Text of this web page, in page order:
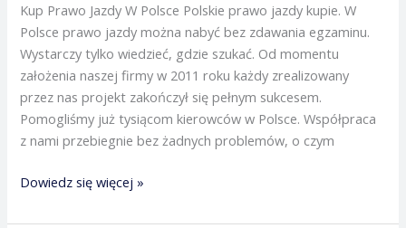
Kup Prawo Jazdy W Polsce Polskie prawo jazdy kupie. W
Polsce prawo jazdy można nabyć bez zdawania egzaminu.
Wystarczy tylko wiedzieć, gdzie szukać. Od momentu
założenia naszej firmy w 2011 roku każdy zrealizowany
przez nas projekt zakończył się pełnym sukcesem.
Pomogliśmy już tysiącom kierowców w Polsce. Współpraca
z nami przebiegnie bez żadnych problemów, o czym
Kupie
Dowiedz się więcej »